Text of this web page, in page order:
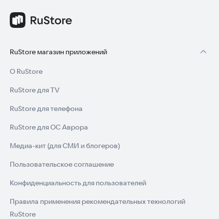
Положения и условия:
Политика конфиденциальности:
Следите за нашими новостями в социальных сетях:
путешествие в мир знаний вместе с любимыми героями!
RuStore магазин приложений
О RuStore
RuStore для TV
RuStore для телефона
RuStore для ОС Аврора
Медиа-кит (для СМИ и блогеров)
Пользовательское соглашение
Конфиденциальность для пользователей
Правила применения рекомендательных технологий
RuStore